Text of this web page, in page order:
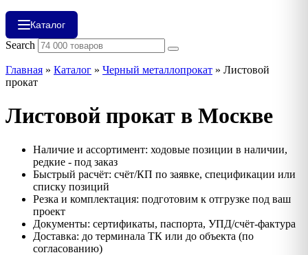
Каталог
Search
Главная » Каталог » Черный металлопрокат » Листовой
прокат
Листовой прокат в Москве
Наличие и ассортимент: ходовые позиции в наличии,
редкие - под заказ
Быстрый расчёт: счёт/КП по заявке, спецификации или
списку позиций
Резка и комплектация: подготовим к отгрузке под ваш
проект
Документы: сертификаты, паспорта, УПД/счёт‑фактура
Доставка: до терминала ТК или до объекта (по
согласованию)